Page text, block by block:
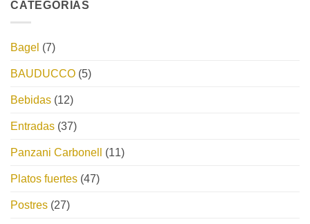
CATEGORÍAS
Bagel (7)
BAUDUCCO (5)
Bebidas (12)
Entradas (37)
Panzani Carbonell (11)
Platos fuertes (47)
Postres (27)